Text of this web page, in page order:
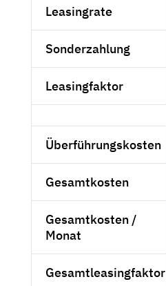
Leasingrate
Sonderzahlung
Leasingfaktor
Überführungskosten
Gesamtkosten
Gesamtkosten /
Monat
Gesamtleasingfaktor